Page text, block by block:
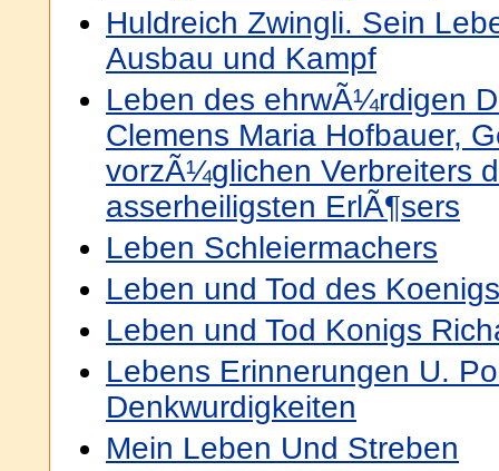
Huldreich Zwingli. Sein
Ausbau und Kampf
Leben des ehrwÃ¼rdigen
Clemens Maria Hofbauer,
vorzÃ¼glichen Verbreiters
asserheiligsten ErlÃ¶sers
Leben Schleiermachers
Leben und Tod des
Leben und Tod Konigs
Lebens Erinnerungen U.
Denkwurdigkeiten
Mein Leben Und Streben